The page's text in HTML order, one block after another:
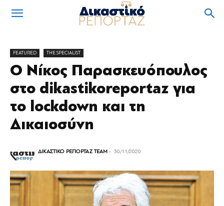
FEATURED THE SPECIALIST
Ο Νίκος Παρασκευόπουλος
στο dikastikoreportaz για
το lockdown και τη
Δικαιοσύνη
ΔΙΚΑΣΤΙΚΟ ΡΕΠΟΡΤΑΖ TEAM - 30/11/2020